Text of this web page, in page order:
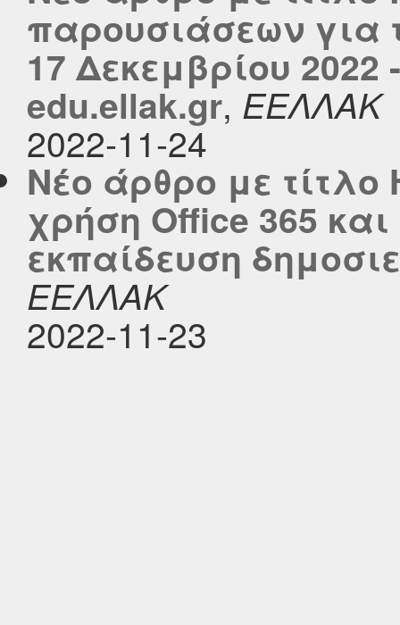
παρουσιάσεων για
17 Δεκεμβρίου 2022
edu.ellak.gr, ΕΕΛΛΑΚ
2022-11-24
Νέο άρθρο με
χρήση Office 365
εκπαίδευση
ΕΕΛΛΑΚ
2022-11-23